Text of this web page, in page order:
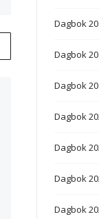
Dagbok
Dagbok
Dagbok
Dagbok
Dagbok
Dagbok
Dagbok